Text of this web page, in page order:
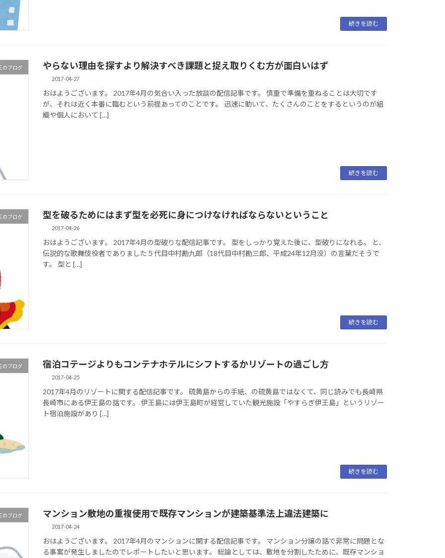
続きを読む
のブログ やらない理由を探すより解決すべき課題と捉え取りくむ方が面白いはず
2017-04-27
おはようございます。 2017年4月の気合い入った放談の配信記事です。 慎重で準備を重ねることは大切です
が、それは近く本番に臨むという前提あってのことです。 迅速に動いて、たくさんのことをするというのが組
織や個人において […]
続きを読む
のブログ 型を破るためにはまず型を必死に身につけなければならないということ
2017-04-26
おはようございます。 2017年4月の型破りな配信記事です。 型をしっかり覚えた後に、型破りになれる。 と、
伝説的な歌舞伎役者でありました５代目中村勘九郎（18代目中村勘三郎、平成24年12月没）の言葉だそうで
す。 型と […]
続きを読む
のブログ 宿泊コテージよりもコンテナホテルにシフトするかリゾートの過ごし方
2017-04-25
2017年4月のリゾートに関する配信記事です。 硫黄島からの手紙、の硫黄島ではなくて、同じ読みでも長崎県
長崎市にある伊王島の話です。 伊王島には伊王島町が経営していた観光施設「やすらぎ伊王島」というリゾー
ト宿泊施設があり […]
続きを読む
のブログ マンション敷地の重複使用で既存マンションが建築基準法上違法建築に
2017-04-24
おはようございます。 2017年4月のマンションに関する配信記事です。 マンション分譲の話で非常に問題とな
る事案が発生しましたのでレポートしたいと思います。 総論としては、敷地を分割したために、既存マンショ